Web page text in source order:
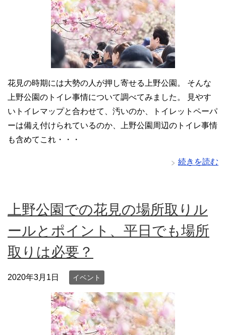
花見の時期には大勢の人が押し寄せる上野公園。 そんな
上野公園のトイレ事情について調べてみました。 見やす
いトイレマップと合わせて、汚いのか、トイレットペーパ
ーは備え付けられているのか、上野公園周辺のトイレ事情
も含めてこれ・・・
続きを読む
上野公園での花見の場所取りル
ールとポイント、平日でも場所
取りは必要？
2020年3月1日 イベント